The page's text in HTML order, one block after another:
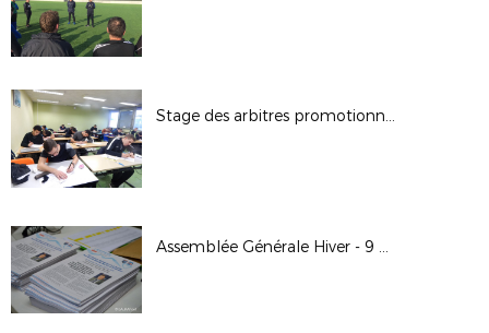
Stage des arbitres promotionnels FFF
Assemblée Générale Hiver - 9 décembre 2017